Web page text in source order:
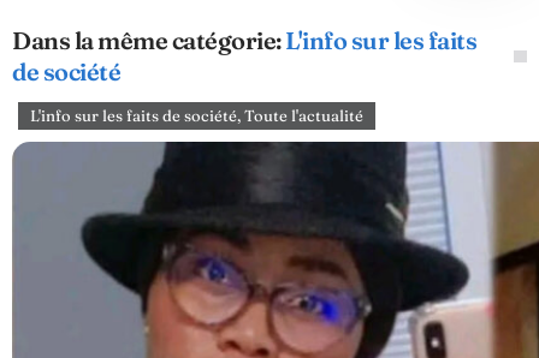
Dans la même catégorie:L'info sur les faits
de société
L'info sur les faits de société,Toute l'actualité